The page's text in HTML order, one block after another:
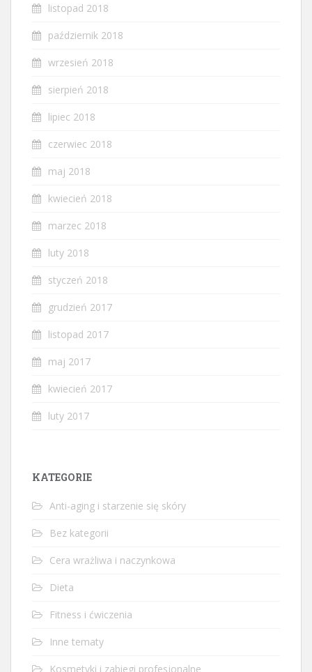
listopad 2018
październik 2018
wrzesień 2018
sierpień 2018
lipiec 2018
czerwiec 2018
maj 2018
kwiecień 2018
marzec 2018
luty 2018
styczeń 2018
grudzień 2017
listopad 2017
maj 2017
kwiecień 2017
luty 2017
KATEGORIE
Anti-aging i starzenie się skóry
Bez kategorii
Cera wrażliwa i naczynkowa
Dieta
Fitness i ćwiczenia
Inne tematy
Kosmetyki i zabiegi profesjonalne